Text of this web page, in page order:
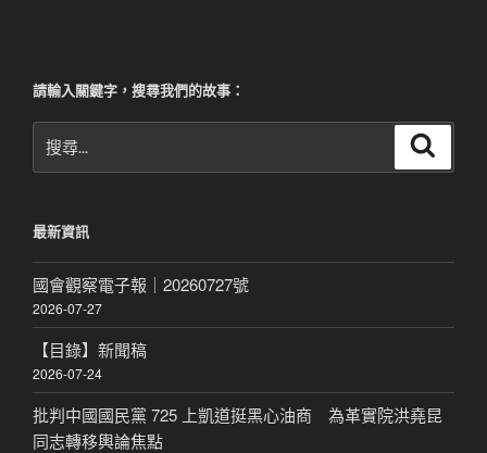
請輸入關鍵字，搜尋我們的故事：
尋
字:
最新資訊
國會觀察電子報｜20260727號
2026-07-27
【目錄】新聞稿
2026-07-24
批判中國國民黨 725 上凱道挺黑心油商 為革實院洪堯昆
同志轉移輿論焦點